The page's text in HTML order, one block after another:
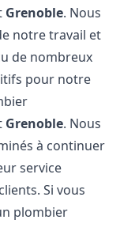
Grenoble. Nous
notre travail et
de nombreux
pour notre
Grenoble. Nous
à continuer
service
Si vous
plombier